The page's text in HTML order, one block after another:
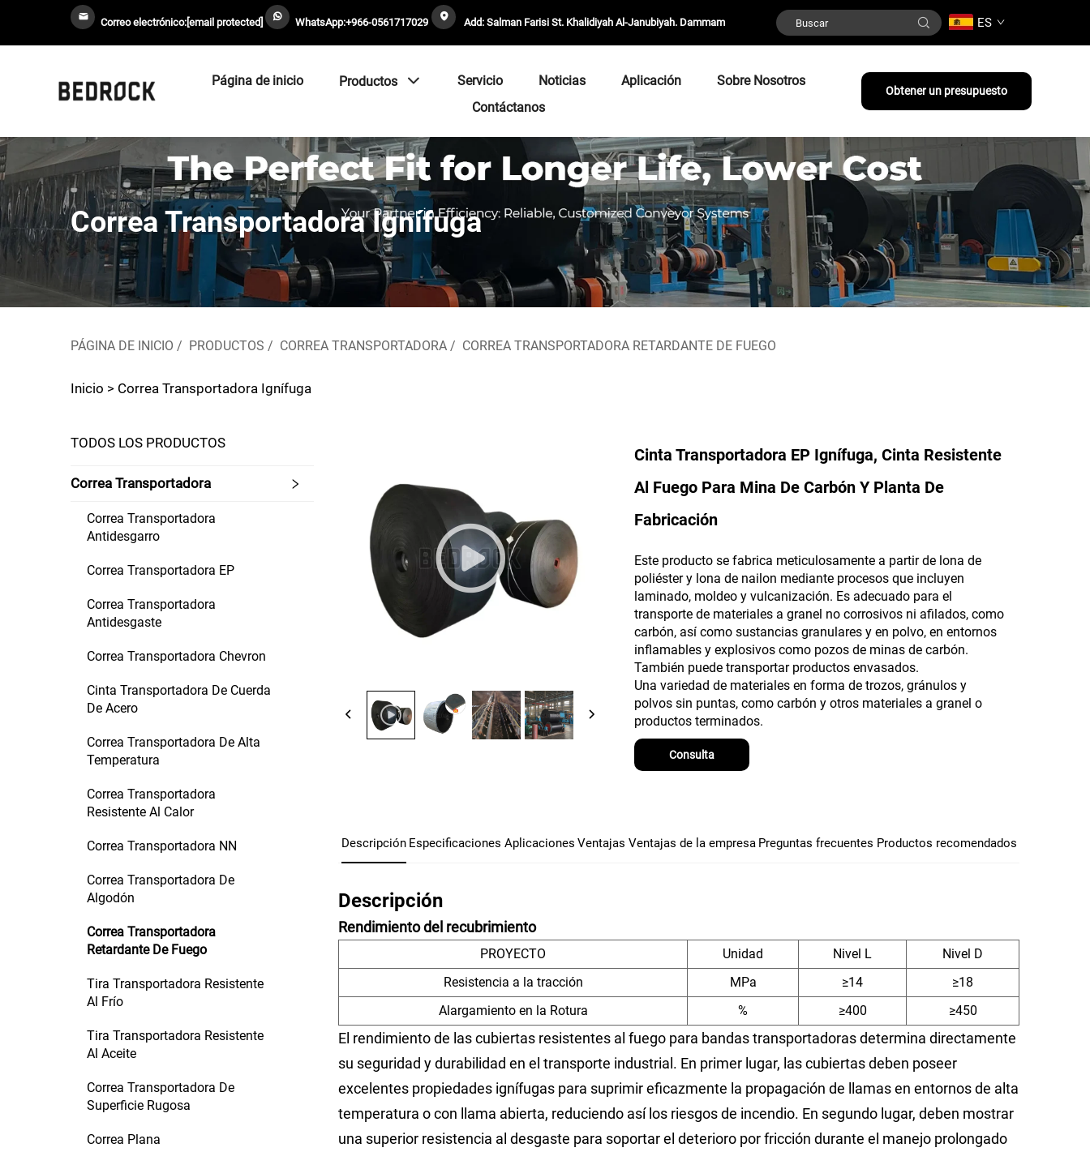
Correo electrónico: [email protected] WhatsApp:+966-0561717029 Add: Salman Farisi St. Khalidiyah Al-Janubiyah. Dammam ES
Página de inicio Productos Servicio Noticias Aplicación
Sobre Nosotros
Contáctanos
Obtener un presupuesto
Correa Transportadora Ignífuga
PÁGINA DE INICIO / PRODUCTOS / CORREA TRANSPORTADORA / CORREA TRANSPORTADORA RETARDANTE DE FUEGO
Inicio > Correa Transportadora Ignífuga
TODOS LOS PRODUCTOS
Correa Transportadora
Correa Transportadora
Antidesgarro
Correa Transportadora EP
Correa Transportadora
Antidesgaste
Correa Transportadora Chevron
Cinta Transportadora De Cuerda
De Acero
Correa Transportadora De Alta
Temperatura
Correa Transportadora
Resistente Al Calor
Correa Transportadora NN
Correa Transportadora De
Algodón
Correa Transportadora
Retardante De Fuego
Tira Transportadora Resistente
Al Frío
Tira Transportadora Resistente
Al Aceite
Correa Transportadora De
Superficie Rugosa
Correa Plana
Cinta Transportadora EP Ignífuga, Cinta Resistente
Al Fuego Para Mina De Carbón Y Planta De
Fabricación
Este producto se fabrica meticulosamente a partir de lona de
poliéster y lona de nailon mediante procesos que incluyen
laminado, moldeo y vulcanización. Es adecuado para el
transporte de materiales a granel no corrosivos ni afilados, como
carbón, así como sustancias granulares y en polvo, en entornos
inflamables y explosivos como pozos de minas de carbón.
También puede transportar productos envasados.
Una variedad de materiales en forma de trozos, gránulos y
polvos sin puntas, como carbón y otros materiales a granel o
productos terminados.
Consulta
Descripción Especificaciones Aplicaciones Ventajas Ventajas de la empresa Preguntas frecuentes Productos recomendados
Descripción
Rendimiento del recubrimiento
PROYECTO Unidad Nivel L
Nivel D
Resistencia a la tracción
MPa ≥14
≥18
Alargamiento en la Rotura
% ≥400 ≥450
El rendimiento de las cubiertas resistentes al fuego para bandas transportadoras determina directamente
su seguridad y durabilidad en el transporte industrial. En primer lugar, las cubiertas deben poseer
excelentes propiedades ignífugas para suprimir eficazmente la propagación de llamas en entornos de alta
temperatura o con llama abierta, reduciendo así los riesgos de incendio. En segundo lugar, deben mostrar
una superior resistencia al desgaste para soportar el deterioro por fricción durante el manejo prolongado